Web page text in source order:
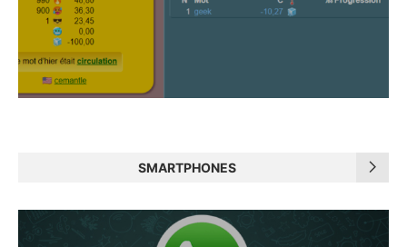
SMARTPHONES